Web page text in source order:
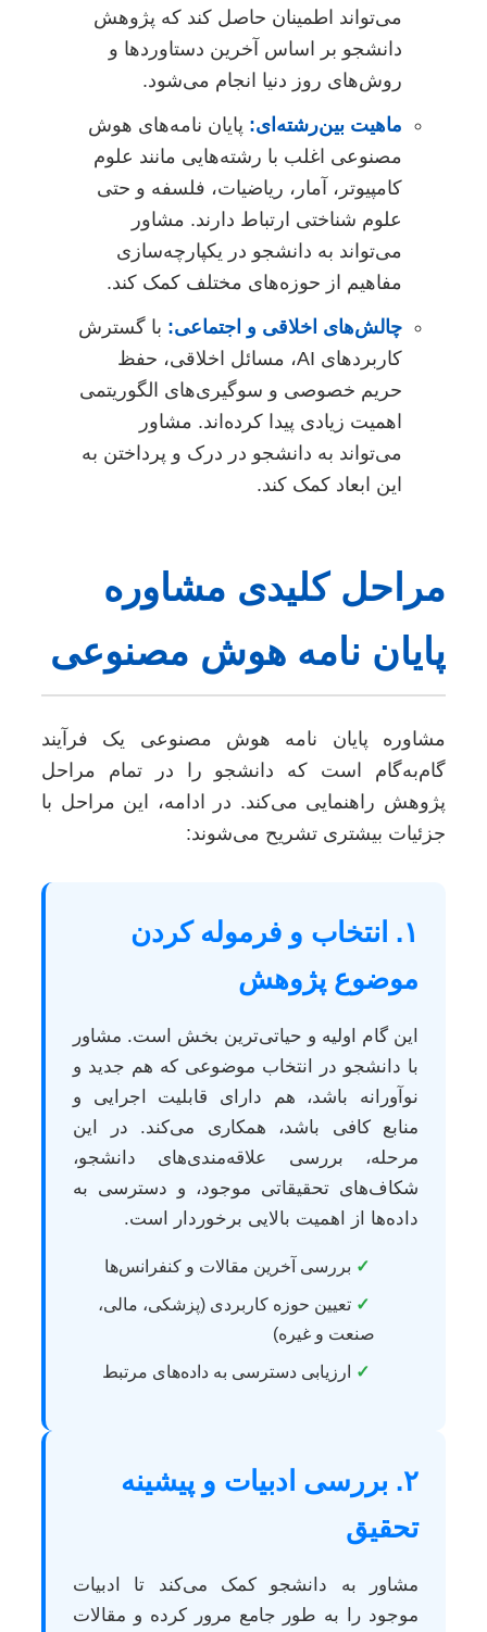
می‌تواند اطمینان حاصل کند که پژوهش
دانشجو بر اساس آخرین دستاوردها و
روش‌های روز دنیا انجام می‌شود.
ماهیت بین‌رشته‌ای: پایان نامه‌های هوش
مصنوعی اغلب با رشته‌هایی مانند علوم
کامپیوتر، آمار، ریاضیات، فلسفه و حتی
علوم شناختی ارتباط دارند. مشاور
می‌تواند به دانشجو در یکپارچه‌سازی
مفاهیم از حوزه‌های مختلف کمک کند.
چالش‌های اخلاقی و اجتماعی: با گسترش
کاربردهای AI، مسائل اخلاقی، حفظ
حریم خصوصی و سوگیری‌های الگوریتمی
اهمیت زیادی پیدا کرده‌اند. مشاور
می‌تواند به دانشجو در درک و پرداختن به
این ابعاد کمک کند.
مراحل کلیدی مشاوره
پایان نامه هوش مصنوعی
مشاوره پایان نامه هوش مصنوعی یک فرآیند
گام‌به‌گام است که دانشجو را در تمام مراحل
پژوهش راهنمایی می‌کند. در ادامه، این مراحل با
جزئیات بیشتری تشریح می‌شوند:
۱. انتخاب و فرموله کردن
موضوع پژوهش
این گام اولیه و حیاتی‌ترین بخش است. مشاور
با دانشجو در انتخاب موضوعی که هم جدید و
نوآورانه باشد، هم دارای قابلیت اجرایی و
منابع کافی باشد، همکاری می‌کند. در این
مرحله، بررسی علاقه‌مندی‌های دانشجو،
شکاف‌های تحقیقاتی موجود، و دسترسی به
داده‌ها از اهمیت بالایی برخوردار است.
✓ بررسی آخرین مقالات و کنفرانس‌ها
✓ تعیین حوزه کاربردی (پزشکی، مالی،
صنعت و غیره)
✓ ارزیابی دسترسی به داده‌های مرتبط
۲. بررسی ادبیات و پیشینه
تحقیق
مشاور به دانشجو کمک می‌کند تا ادبیات
موجود را به طور جامع مرور کرده و مقالات